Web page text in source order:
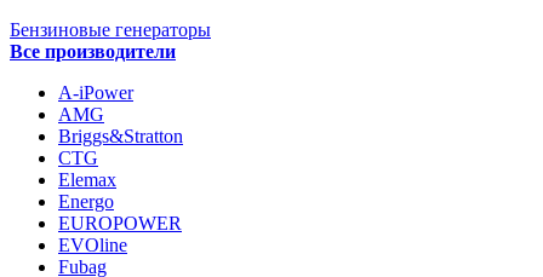
Бензиновые генераторы
Все производители
A-iPower
AMG
Briggs&Stratton
CTG
Elemax
Energo
EUROPOWER
EVOline
Fubag